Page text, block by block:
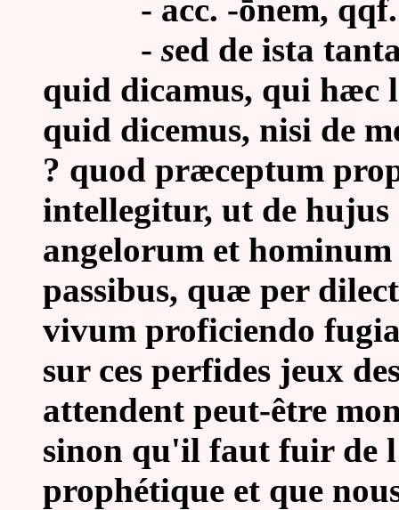
- acc. -ōnem, qqf.
- sed de ista
quid dicamus, qui hæc
quid dicemus, nisi de
? quod præceptum
intellegitur, ut de
angelorum et
passibus, quæ per
vivum proficiendo
sur ces perfides jeux
attendent peut-être
sinon qu'il faut fuir de
prophétique et que